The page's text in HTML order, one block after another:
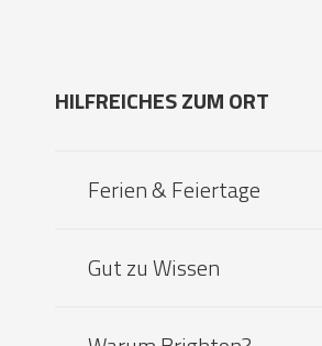
HILFREICHES ZUM ORT
Ferien & Feiertage
Gut zu Wissen